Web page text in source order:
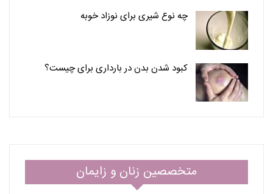
چه نوع شیری برای نوزاد خوبه
کبود شدن بدن در بارداری برای چیست؟
متخصصین زنان و زایمان